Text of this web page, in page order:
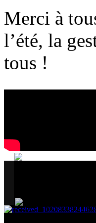
Merci à
l’été, la
tous !